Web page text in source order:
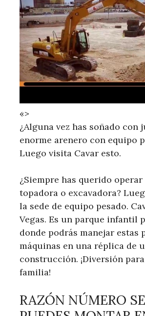
«>
¿Alguna vez has soñado con
enorme arenero con equipo
Luego visita Cavar esto.
¿Siempre has querido operar
topadora o excavadora?
la sede de equipo pesado.
Vegas. Es un parque infantil
donde podrás manejar estas
máquinas en una réplica de
construcción. ¡Diversión
familia!
RAZÓN NÚMERO